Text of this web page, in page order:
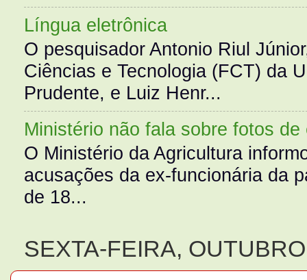
Língua eletrônica
O pesquisador Antonio Riul
Ciências e Tecnologia (FCT) da
Prudente, e Luiz Henr...
Ministério não fala sobre fotos de
O Ministério da Agricultura
acusações da ex-funcionária da
de 18...
SEXTA-FEIRA,